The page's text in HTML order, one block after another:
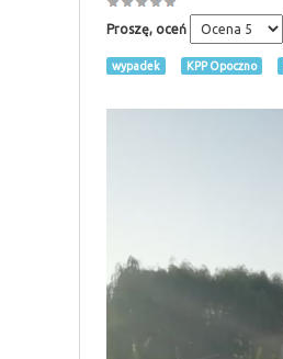
Proszę, oceń
wypadek KPP Opoczno